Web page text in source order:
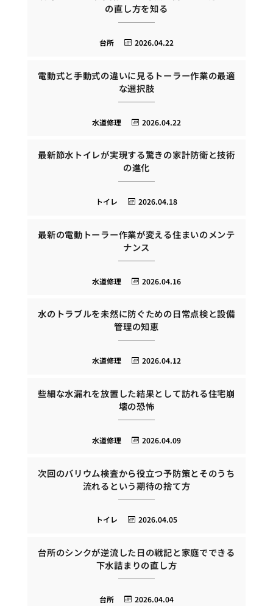
の直し方を知る
2026.04.22
台所
電動式と手動式の違いに見るトーラー作業の最適
な選択肢
2026.04.22
水道修理
最新節水トイレが実現する驚きの家計防衛と技術
の進化
2026.04.18
トイレ
最新の電動トーラー作業が変える住まいのメンテ
ナンス
2026.04.16
水道修理
水のトラブルを未然に防ぐための日常点検と設備
管理の知恵
2026.04.12
水道修理
些細な水漏れを放置した結果として訪れる住宅崩
壊の恐怖
2026.04.09
水道修理
次回のバリウム検査から役立つ予防策とそのうち
流れるという期待の捨て方
2026.04.05
トイレ
台所のシンクが逆流した日の戦記と家庭でできる
下水詰まりの直し方
2026.04.04
台所